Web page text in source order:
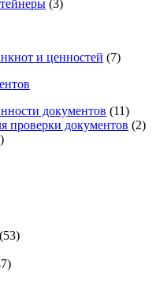
(3)
и ценностей (7)
документов (11)
проверки документов (2)
(53)